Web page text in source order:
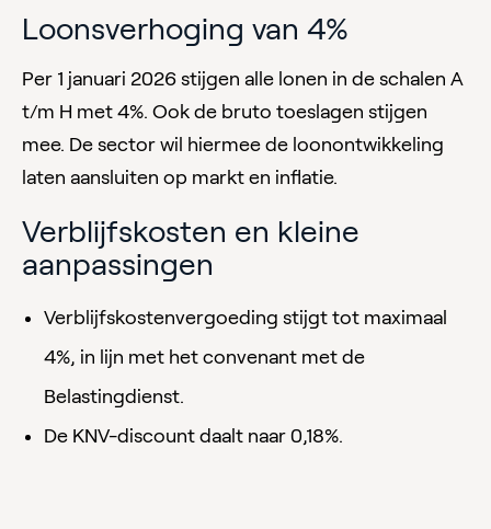
Loonsverhoging van 4%
Per 1 januari 2026 stijgen alle lonen in de schalen A
t/m H met 4%. Ook de bruto toeslagen stijgen
mee. De sector wil hiermee de loonontwikkeling
laten aansluiten op markt en inflatie.
Verblijfskosten en kleine
aanpassingen
Verblijfskostenvergoeding stijgt tot maximaal
4%, in lijn met het convenant met de
Belastingdienst.
De KNV-discount daalt naar 0,18%.